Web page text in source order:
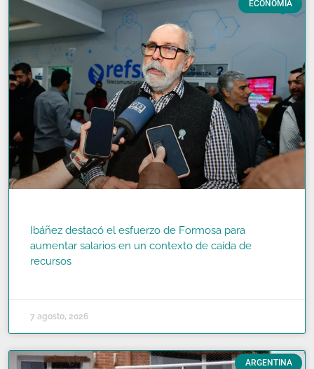
ECONOMÍA
Ibáñez destacó el esfuerzo de Formosa para
aumentar salarios en un contexto de caída de
recursos
7 agosto, 2026
ARGENTINA